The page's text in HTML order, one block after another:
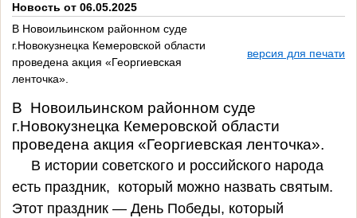
Новость от 06.05.2025
В Новоильинском районном суде
г.Новокузнецка Кемеровской области
проведена акция «Георгиевская
ленточка».
версия для печати
В Новоильинском районном суде
г.Новокузнецка Кемеровской области
проведена акция «Георгиевская ленточка».
В истории советского и российского народа
есть праздник, который можно назвать святым.
Этот праздник — День Победы, который